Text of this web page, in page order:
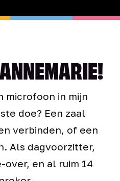
microfoon in mijn
doe? Een zaal
verbinden, of een
Als dagvoorzitter,
en al ruim 14